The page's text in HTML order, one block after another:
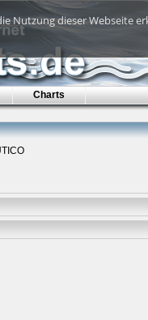
Nutzung dieser Webseite
Charts